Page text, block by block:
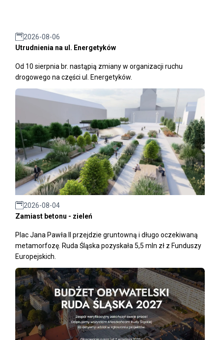
2026-08-06
Utrudnienia na ul. Energetyków
Od 10 sierpnia br. nastąpią zmiany w organizacji ruchu
drogowego na części ul. Energetyków.
2026-08-04
Zamiast betonu - zieleń
Plac Jana Pawła II przejdzie gruntowną i długo oczekiwaną
metamorfozę. Ruda Śląska pozyskała 5,5 mln zł z Funduszy
Europejskich.